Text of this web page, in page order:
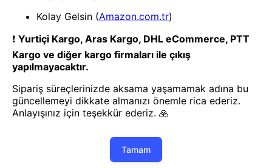
Hediye Kutusu
5’li Karışık Renkler Çorap Kutusu
42-46
5’li Karışık Renkler Çorap Kutusu
36-40